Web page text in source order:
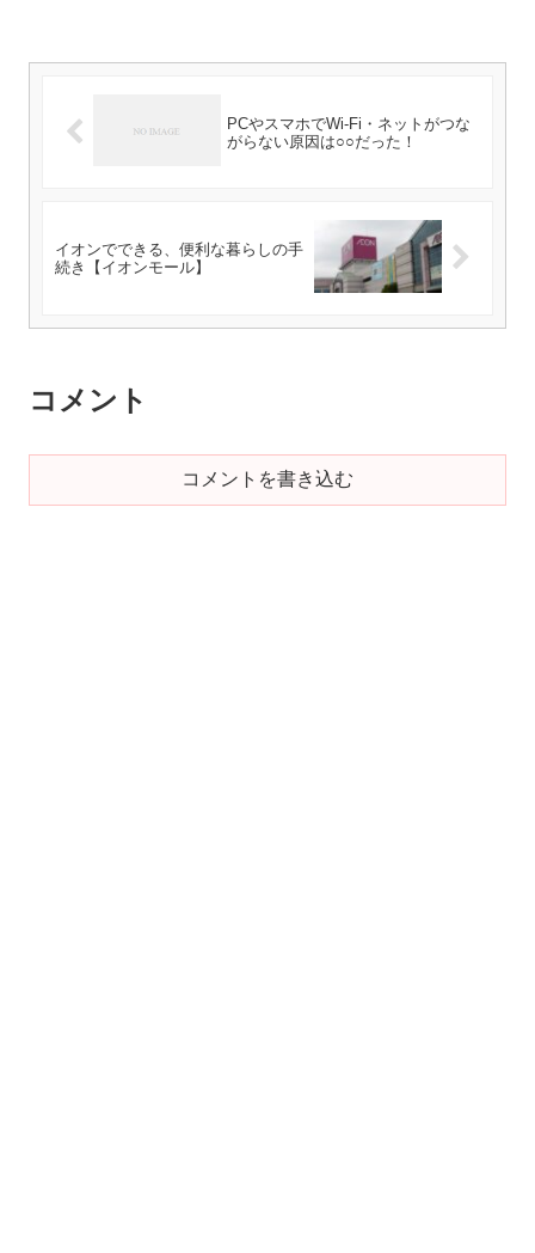
PCやスマホでWi-Fi・ネットがつな
がらない原因は○○だった！
イオンでできる、便利な暮らしの手
続き【イオンモール】
コメント
コメントを書き込む